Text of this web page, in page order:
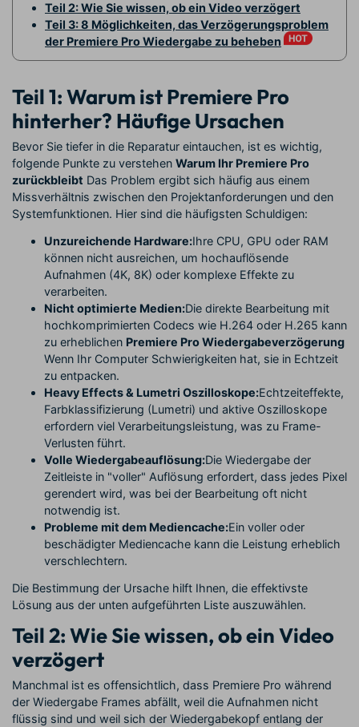
Teil 2: Wie Sie wissen, ob ein Video verzögert
Teil 3: 8 Möglichkeiten, das Verzögerungsproblem
der Premiere Pro Wiedergabe zu beheben
Teil 1: Warum ist Premiere Pro
hinterher? Häufige Ursachen
Bevor Sie tiefer in die Reparatur eintauchen, ist es wichtig,
folgende Punkte zu verstehen Warum Ihr Premiere Pro
zurückbleibt Das Problem ergibt sich häufig aus einem
Missverhältnis zwischen den Projektanforderungen und den
Systemfunktionen. Hier sind die häufigsten Schuldigen:
Unzureichende Hardware:Ihre CPU, GPU oder RAM
können nicht ausreichen, um hochauflösende
Aufnahmen (4K, 8K) oder komplexe Effekte zu
verarbeiten.
Nicht optimierte Medien:Die direkte Bearbeitung mit
hochkomprimierten Codecs wie H.264 oder H.265 kann
zu erheblichen Premiere Pro Wiedergabeverzögerung
Wenn Ihr Computer Schwierigkeiten hat, sie in Echtzeit
zu entpacken.
Heavy Effects & Lumetri Oszilloskope:Echtzeiteffekte,
Farbklassifizierung (Lumetri) und aktive Oszilloskope
erfordern viel Verarbeitungsleistung, was zu Frame-
Verlusten führt.
Volle Wiedergabeauflösung:Die Wiedergabe der
Zeitleiste in "voller" Auflösung erfordert, dass jedes Pixel
gerendert wird, was bei der Bearbeitung oft nicht
notwendig ist.
Probleme mit dem Mediencache:Ein voller oder
beschädigter Mediencache kann die Leistung erheblich
verschlechtern.
Die Bestimmung der Ursache hilft Ihnen, die effektivste
Lösung aus der unten aufgeführten Liste auszuwählen.
Teil 2: Wie Sie wissen, ob ein Video
verzögert
Manchmal ist es offensichtlich, dass Premiere Pro während
der Wiedergabe Frames abfällt, weil die Aufnahmen nicht
flüssig sind und weil sich der Wiedergabekopf entlang der